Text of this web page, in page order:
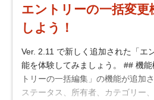
エントリーの一括変更
しよう！
Ver. 2.11 で新しく追加された「エ
能を体験してみましょう。 ## 機
トリーの一括編集」の機能が追加
ステータス、所有者、カテゴリー